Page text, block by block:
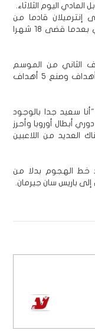
اليوم الثلاثاء.
إنترميلان قادما من
مانشستر سيتي بعقد دائم في يناير الماضي بعدما قضى 18 شهرا
عمره 27 عاما النصف الثاني من الموسم
الماضي مع أشبيلية الإسباني وسجل سبعة أهداف وصنع 5 أهداف
سعيد جدا بالوجود
أبطال أوروبا وأحرز
العديد من اللاعبين
خط الهجوم بدلا من
إلى باريس سان جيرمان.